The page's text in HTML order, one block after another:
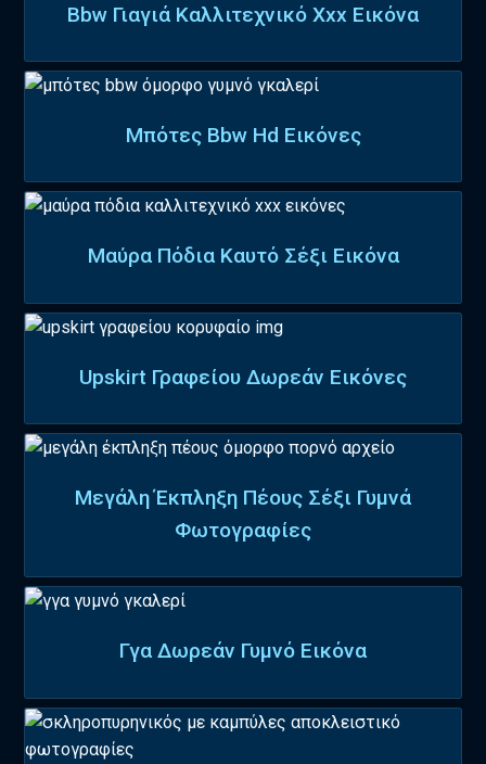
Bbw Γιαγιά Καλλιτεχνικό Xxx Εικόνα
Μπότες Bbw Hd Εικόνες
Μαύρα Πόδια Καυτό Σέξι Εικόνα
Upskirt Γραφείου Δωρεάν Εικόνες
Μεγάλη Έκπληξη Πέους Σέξι Γυμνά
Φωτογραφίες
Γγα Δωρεάν Γυμνό Εικόνα